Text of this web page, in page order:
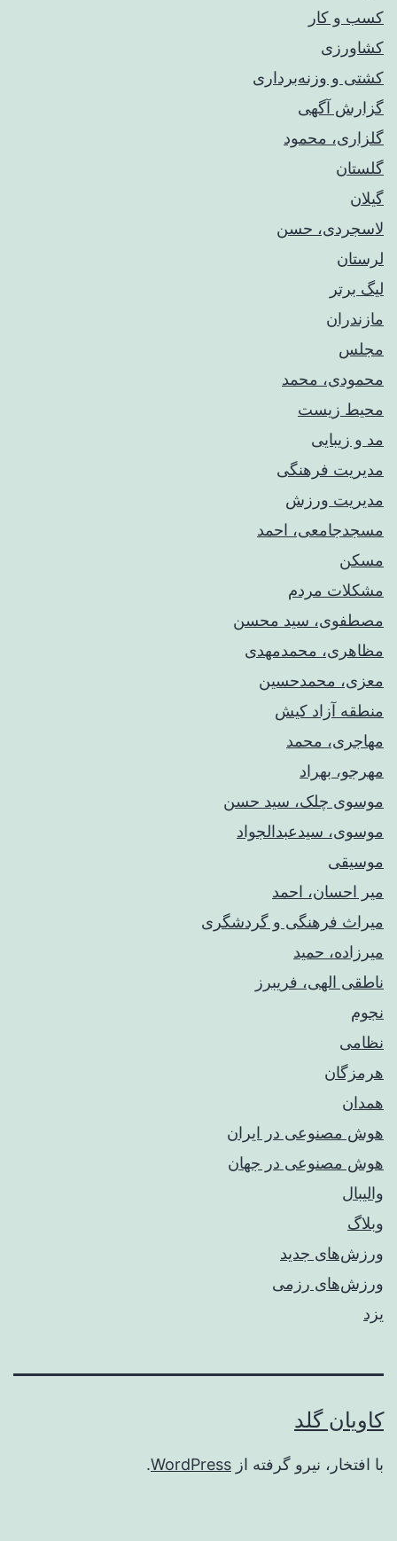
کسب و کار
کشاورزی
کشتی و وزنه‌برداری
گزارش آگهی
گلزاری، محمود
گلستان
گیلان
لاسجردی، حسن
لرستان
لیگ برتر
مازندران
مجلس
محمودی، محمد
محیط زیست
مد و زیبایی
مدیریت فرهنگی
مدیریت ورزش
مسجدجامعی، احمد
مسکن
مشکلات مردم
مصطفوی، سید محسن
مظاهری، محمدمهدی
معزی، محمدحسین
منطقه آزاد کیش
مهاجری، محمد
مهرجو، بهراد
موسوی چلک، سید حسن
موسوی، سیدعبدالجواد
موسیقی
میر احسان، احمد
میراث فرهنگی و گردشگری
میرزاده، حمید
ناطقی الهی، فریبرز
نجوم
نظامی
هرمزگان
همدان
هوش مصنوعی در ایران
هوش مصنوعی در جهان
والیبال
وبلاگ
ورزش‌های جدید
ورزش‌های رزمی
یزد
کاویان گلد
با افتخار، نیرو گرفته از WordPress
.